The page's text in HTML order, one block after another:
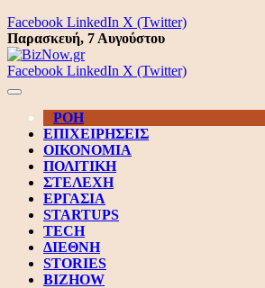
Facebook LinkedIn X (Twitter)
Παρασκευή, 7 Αυγούστου
Facebook LinkedIn X (Twitter)
ΡΟΗ
ΕΠΙΧΕΙΡΗΣΕΙΣ
ΟΙΚΟΝΟΜΙΑ
ΠΟΛΙΤΙΚΗ
ΣΤΕΛΕΧΗ
ΕΡΓΑΣΙΑ
STARTUPS
TECH
ΔΙΕΘΝΗ
STORIES
BIZHOW